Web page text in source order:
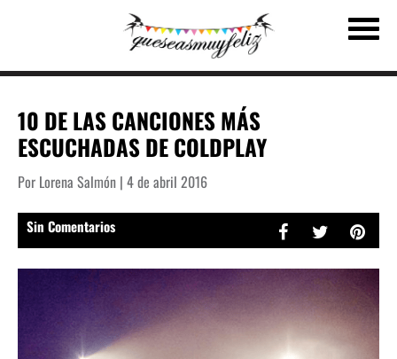
10 DE LAS CANCIONES MÁS
ESCUCHADAS DE COLDPLAY
Por Lorena Salmón | 4 de abril 2016
Sin Comentarios